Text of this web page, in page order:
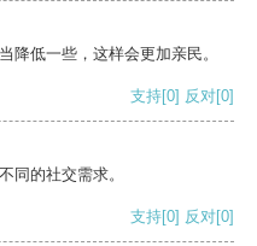
降低一些，这样会更加亲民。
支持[0] 反对[0]
同的社交需求。
支持[0] 反对[0]